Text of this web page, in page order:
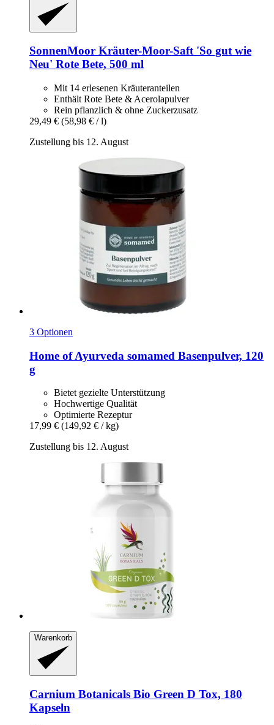
SonnenMoor Kräuter-​Moor-​Saft 'So gut wie
Neu' Rote Bete, 500 ml
Mit 14 erlesenen Kräuteranteilen
Enthält Rote Bete & Acerolapulver
Rein pflanzlich & ohne Zuckerzusatz
29,49 € (58,98 € / l)
Zustellung bis 12. August
3 Optionen
Home of Ayurveda somamed Basenpulver, 120
g
Bietet gezielte Unterstützung
Hochwertige Qualität
Optimierte Rezeptur
17,99 € (149,92 € / kg)
Zustellung bis 12. August
Warenkorb
Carnium Botanicals Bio Green D Tox, 180
Kapseln